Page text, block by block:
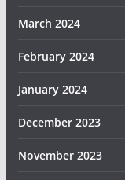
March 2024
February 2024
January 2024
December 2023
November 2023